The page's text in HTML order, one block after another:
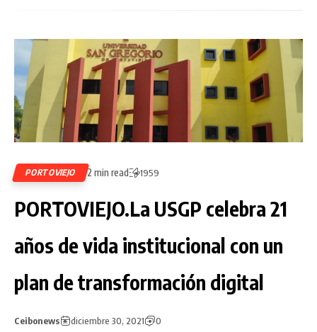
PORTOVIEJO 2 min read 1959
PORTOVIEJO.La USGP celebra 21
años de vida institucional con un
plan de transformación digital
Ceibonews diciembre 30, 2021 0